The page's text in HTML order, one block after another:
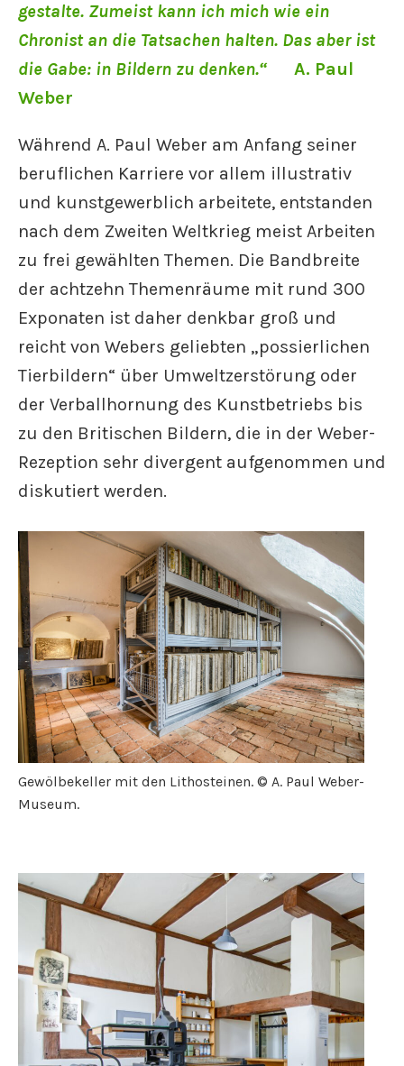
gestalte. Zumeist kann ich mich wie ein
Chronist an die Tatsachen halten. Das aber ist
die Gabe: in Bildern zu denken.“A. Paul
Weber
Während A. Paul Weber am Anfang seiner
beruflichen Karriere vor allem illustrativ
und kunstgewerblich arbeitete, entstanden
nach dem Zweiten Weltkrieg meist Arbeiten
zu frei gewählten Themen. Die Bandbreite
der achtzehn Themenräume mit rund 300
Exponaten ist daher denkbar groß und
reicht von Webers geliebten „possierlichen
Tierbildern“ über Umweltzerstörung oder
der Verballhornung des Kunstbetriebs bis
zu den Britischen Bildern, die in der Weber-
Rezeption sehr divergent aufgenommen und
diskutiert werden.
Gewölbekeller mit den Lithosteinen. © A. Paul Weber-
Museum.